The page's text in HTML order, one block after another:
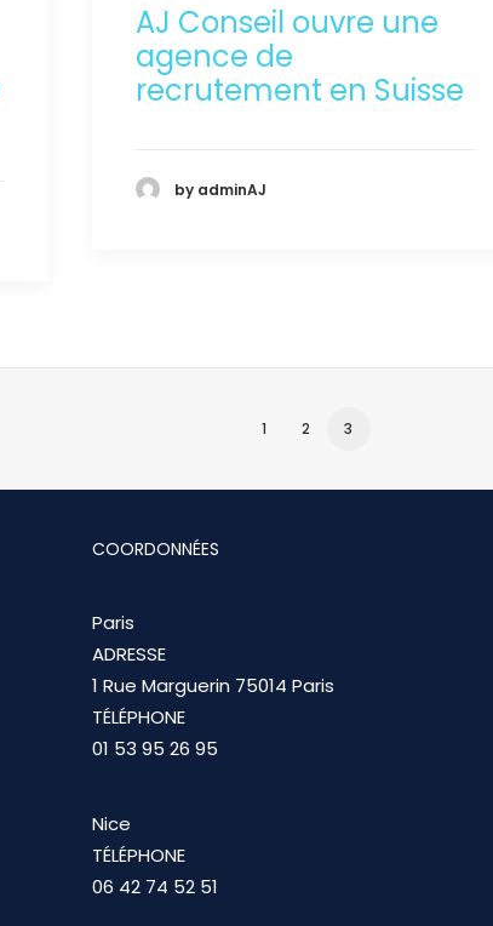
AJ Conseil ouvre une
agence de
recrutement en Suisse
by adminAJ
1 2 3
COORDONNÉES
Paris
ADRESSE
1 Rue Marguerin 75014 Paris
TÉLÉPHONE
01 53 95 26 95
Nice
TÉLÉPHONE
06 42 74 52 51